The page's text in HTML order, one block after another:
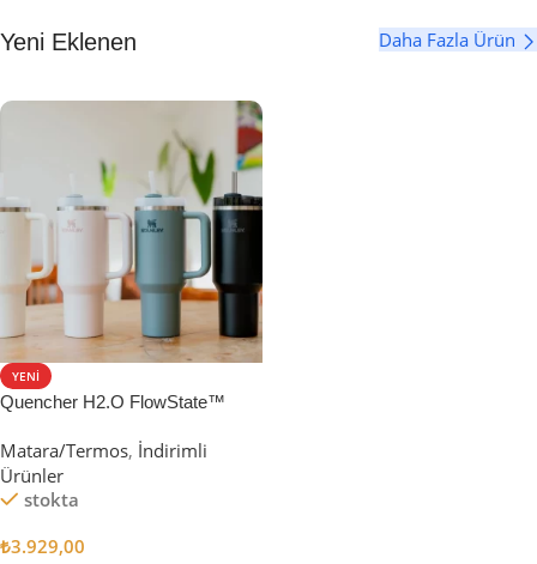
Yeni Eklenen Daha Fazla Ürün
YENI
Quencher H2.O FlowState™
Matara/Termos, İndirimli
Ürünler
stokta
₺3.929,00